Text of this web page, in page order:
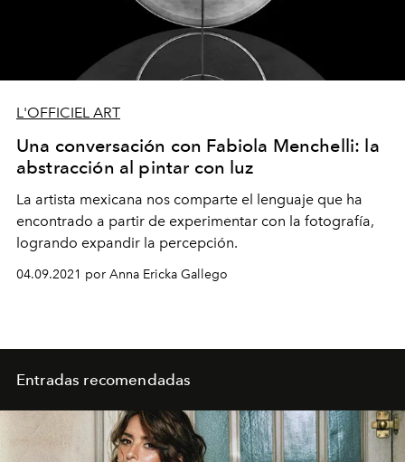
L'OFFICIEL ART
Una conversación con Fabiola Menchelli: la
abstracción al pintar con luz
La artista mexicana nos comparte el lenguaje que ha
encontrado a partir de experimentar con la fotografía,
logrando expandir la percepción.
04.09.2021 por Anna Ericka Gallego
Entradas recomendadas